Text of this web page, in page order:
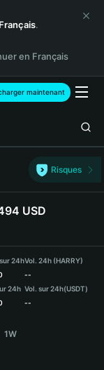
Français.
en Français
maintenant
Risques
USD
24h
24h
Vol. 24h (HARRY)
--
Vol. sur 24h(USDT)
--
1W